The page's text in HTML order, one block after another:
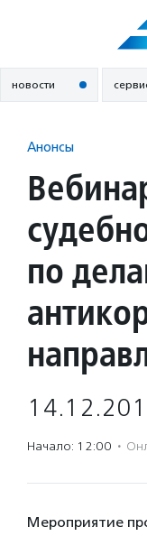
новости
Анонсы
по
Начало: 12:00 ·
Мероприятие